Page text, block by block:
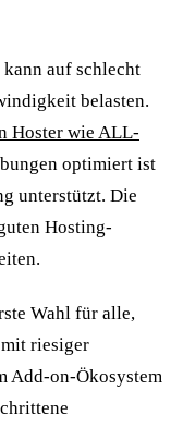
auf schlecht
belasten.
Hoster wie ALL-
optimiert ist
unterstützt. Die
Hosting-
Wahl für alle,
riesiger
Add-on-Ökosystem